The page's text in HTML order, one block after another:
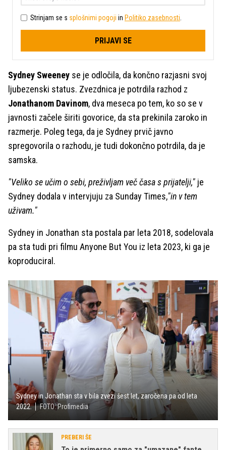
Strinjam se s splošnimi pogoji in Politiko zasebnosti
PRIJAVI SE
Sydney Sweeney se je odločila, da končno razjasni svoj
ljubezenski status. Zvezdnica je potrdila razhod z
Jonathanom Davinom, dva meseca po tem, ko so se v
javnosti začele širiti govorice, da sta prekinila zaroko in
razmerje. Poleg tega, da je Sydney prvič javno
spregovorila o razhodu, je tudi dokončno potrdila, da je
samska.
"Veliko se učim o sebi, preživljam več časa s prijatelji," je
Sydney dodala v intervjuju za Sunday Times,"in v tem
uživam."
Sydney in Jonathan sta postala par leta 2018, sodelovala
pa sta tudi pri filmu Anyone But You iz leta 2023, ki ga je
koproduciral.
Sydney in Jonathan sta v bila zvezi šest let, zaročena pa od leta
2022.
FOTO: Profimedia
PREBERI ŠE